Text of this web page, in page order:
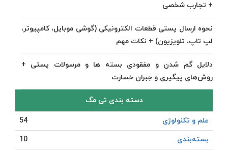
+ تجارب شخصی
نحوه ارسال پستی قطعات الکترونیکی (گوشی موبایل، کامپیوتر،
لپ تاپ، تلویزیون) + نکات مهم
دلایل گم شدن و مفقودی بسته ها و مرسولات پستی +
روش‌های پیگیری و جبران خسارت
دسته بندی تی مگ
علم و تکنولوژی
54
بسته‌بندی
10